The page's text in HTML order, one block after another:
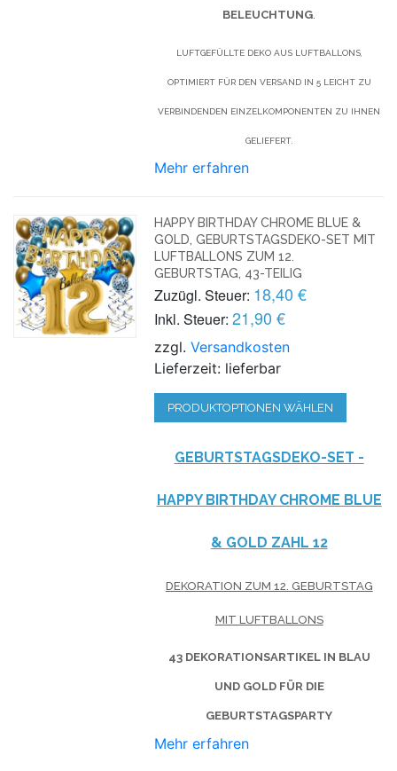
BELEUCHTUNG
LUFTGEFÜLLTE DEKO AUS LUFTBALLONS,
OPTIMIERT FÜR DEN VERSAND IN 5 LEICHT ZU
VERBINDENDEN EINZELKOMPONENTEN ZU IHNEN
GELIEFERT.
Mehr erfahren
HAPPY BIRTHDAY CHROME BLUE &
GOLD, GEBURTSTAGSDEKO-SET MIT
LUFTBALLONS ZUM 12.
GEBURTSTAG, 43-TEILIG
Zuzügl. Steuer: 18,40 €
Inkl. Steuer: 21,90 €
zzgl.Versandkosten
Lieferzeit: lieferbar
PRODUKTOPTIONEN WÄHLEN
GEBURTSTAGSDEKO-SET -
HAPPY BIRTHDAY CHROME BLUE
& GOLD ZAHL 12
DEKORATION ZUM 12. GEBURTSTAG
MIT LUFTBALLONS
43 DEKORATIONSARTIKEL IN BLAU
UND GOLD FÜR DIE
GEBURTSTAGSPARTY
Mehr erfahren